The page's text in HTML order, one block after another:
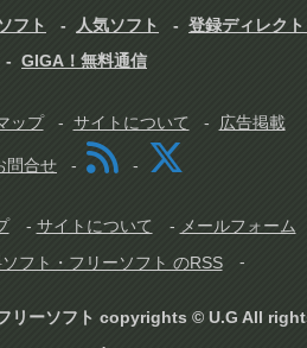
フト
人気ソフト
登録ディレク
GIGA！無料通信
ップ サイトについて 広告掲載
問合せ
- サイトについて - メールフォーム
-
リーソフト copyrights © U.G All